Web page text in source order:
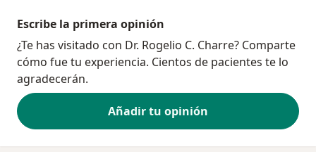
Escribe la primera opinión
¿Te has visitado con Dr. Rogelio C. Charre? Comparte
cómo fue tu experiencia. Cientos de pacientes te lo
agradecerán.
Añadir tu opinión